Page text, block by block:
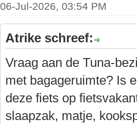
06-Jul-2026, 03:54 PM
Atrike schreef:
Vraag aan de Tuna-
met bagageruimte? Is
deze fiets op
slaapzak, matje,